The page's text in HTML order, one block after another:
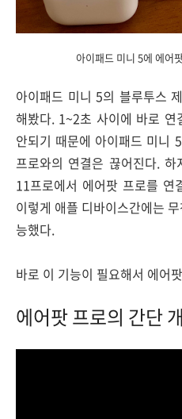
아이패드 미니 5에 에어
아이패드 미니 5의 블루투스
해봤다. 1~2초 사이에 바로 연
안되기 때문에 아이패드 미니
프로와의 연결은 끊어진다.
11프로에서 에어팟 프로를 연
이렇게 애플 디바이스간에는
능했다.
바로 이 기능이 필요해서 에어
에어팟 프로의 간단